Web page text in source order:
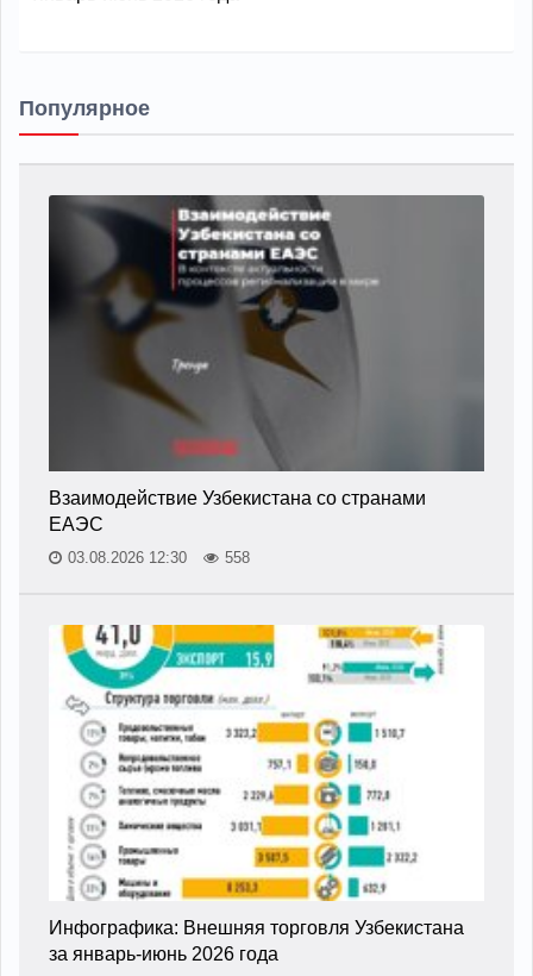
Популярное
Взаимодействие Узбекистана со странами
ЕАЭС
03.08.2026 12:30 558
Инфографика: Внешняя торговля Узбекистана
за январь-июнь 2026 года